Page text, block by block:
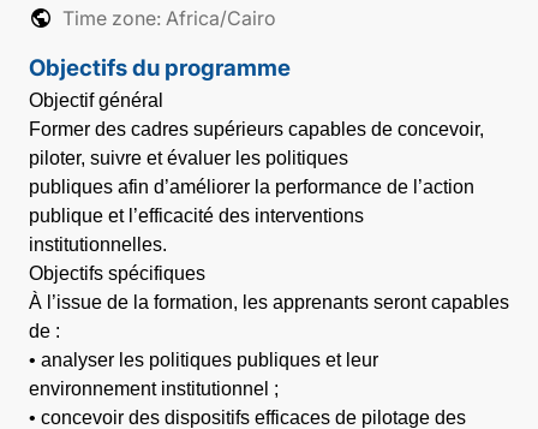
public Time zone: Africa/Cairo
Objectifs du programme
Objectif général
Former des cadres supérieurs capables de concevoir,
piloter, suivre et évaluer les politiques
publiques afin d’améliorer la performance de l’action
publique et l’efficacité des interventions
institutionnelles.
Objectifs spécifiques
À l’issue de la formation, les apprenants seront capables
de :
• analyser les politiques publiques et leur
environnement institutionnel ;
• concevoir des dispositifs efficaces de pilotage des